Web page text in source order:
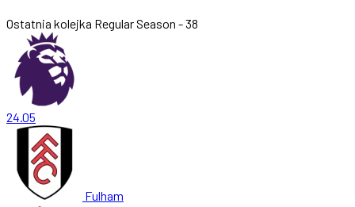
Ostatnia kolejka Regular Season - 38
24.05
Fulham